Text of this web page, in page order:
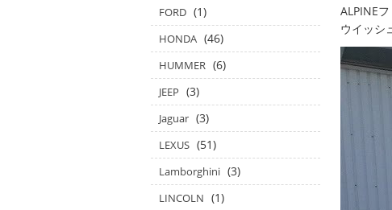
ALPINE
ウイッシ
FORD (1)
HONDA (46)
HUMMER (6)
JEEP (3)
Jaguar (3)
LEXUS (51)
Lamborghini (3)
LINCOLN (1)